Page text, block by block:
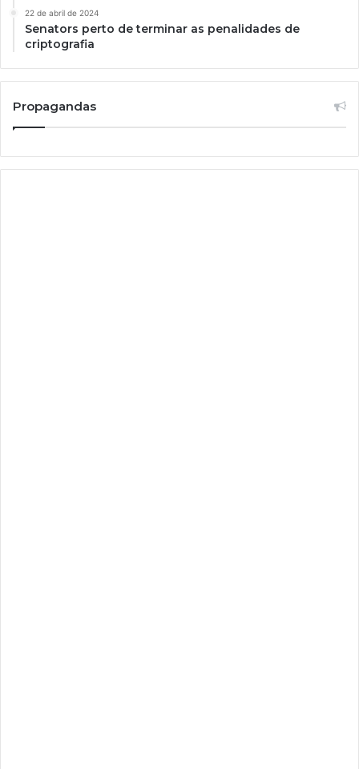
22 de abril de 2024
Senators perto de terminar as penalidades de
criptografia
Propagandas